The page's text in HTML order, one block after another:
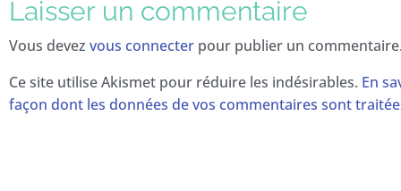
Laisser un commentaire
Vous devez vous connecter pour publier un
Ce site utilise Akismet pour réduire les indésirables. En
façon dont les données de vos commentaires sont